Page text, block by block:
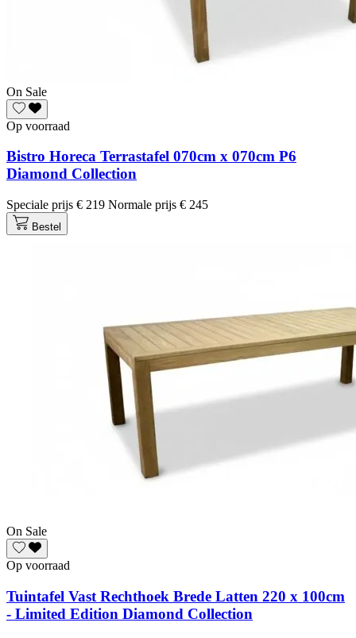
On Sale
Op voorraad
Bistro Horeca Terrastafel 070cm x 070cm P6
Diamond Collection
Speciale prijs € 219 Normale prijs € 245
Bestel
On Sale
Op voorraad
Tuintafel Vast Rechthoek Brede Latten 220 x 100cm
- Limited Edition Diamond Collection